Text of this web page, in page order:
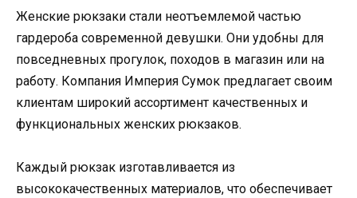
Женские рюкзаки стали неотъемлемой частью
гардероба современной девушки. Они удобны для
повседневных прогулок, походов в магазин или на
работу. Компания Империя Сумок предлагает своим
клиентам широкий ассортимент качественных и
функциональных женских рюкзаков.
Каждый рюкзак изготавливается из
высококачественных материалов, что обеспечивает